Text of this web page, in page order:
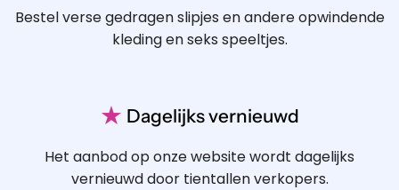
Bestel verse gedragen slipjes en andere opwindende
kleding en seks speeltjes.
★ Dagelijks vernieuwd
Het aanbod op onze website wordt dagelijks
vernieuwd door tientallen verkopers.